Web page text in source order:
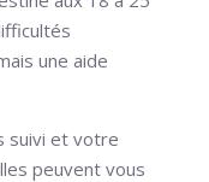
une aide
suivi et votre
peuvent vous